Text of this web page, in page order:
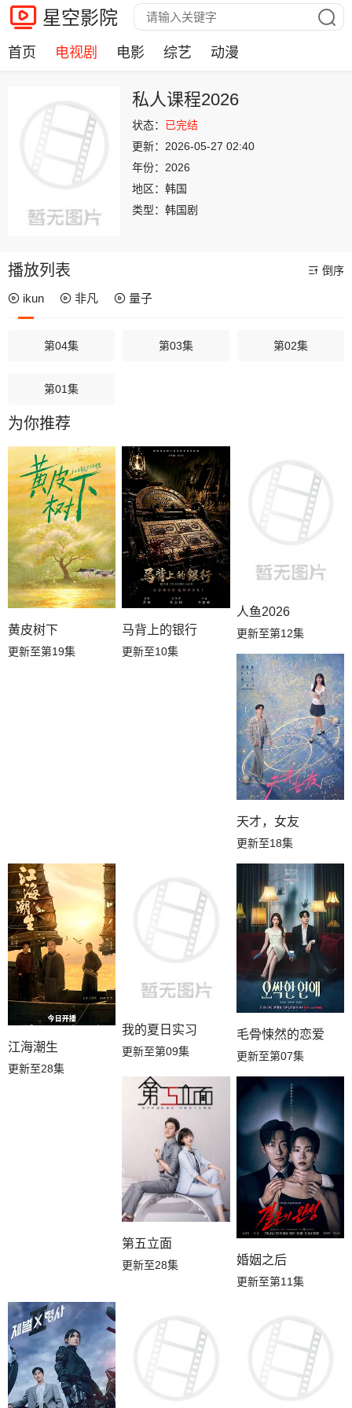
星空影院
首页 电视剧 电影 综艺 动漫
私人课程2026
状态： 已完结
更新： 2026-05-27 02:40
年份： 2026
地区： 韩国
类型： 韩国剧
播放列表 倒序
ikun 非凡 量子
第04集 第03集 第02集
第01集
为你推荐
黄皮树下
更新至第19集
马背上的银行
更新至10集
人鱼2026
更新至第12集
天才，女友
更新至18集
江海潮生
更新至28集
我的夏日实习
更新至第09集
毛骨悚然的恋爱
更新至第07集
第五立面
更新至28集 婚姻之后
更新至第11集